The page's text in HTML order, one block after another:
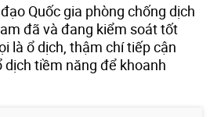
Quốc gia phòng chống dịch
đã và đang kiểm soát tốt
là ổ dịch, thậm chí tiếp cận
tiềm năng để khoanh